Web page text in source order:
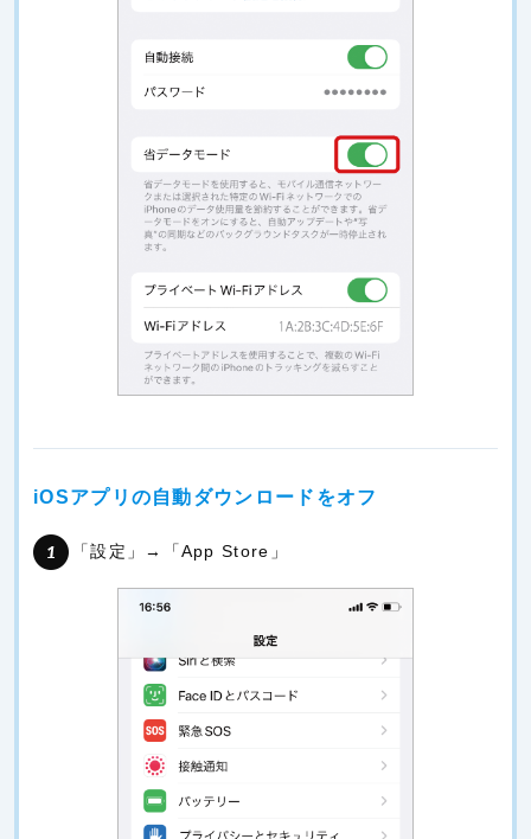
iOSアプリの自動ダウンロードをオフ
「設定」→「App Store」